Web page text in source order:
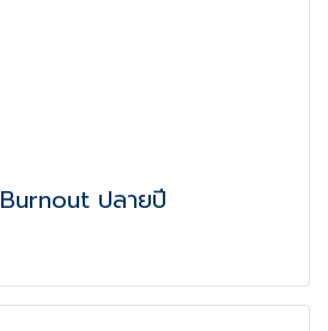
ปลายปี